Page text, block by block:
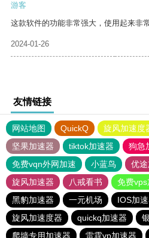
游客
这款软件的功能非常强大，使用起来非常
2024-01-26
友情链接
网站地图 QuickQ 旋风加速度
坚果加速器
tiktok加速器
狗急
免费vqn外网加速
小蓝鸟 优
旋风加速器
八戒看书
免费vps
黑豹加速器
一元机场 IOS加
旋风加速度器
quickq加速器
爬墙专用加速器
雷霆vp加速器